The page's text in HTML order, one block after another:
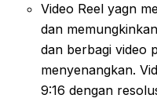
Video Reel yagn
dan
dan berbagi video
menyenangkan.
9:16 dengan